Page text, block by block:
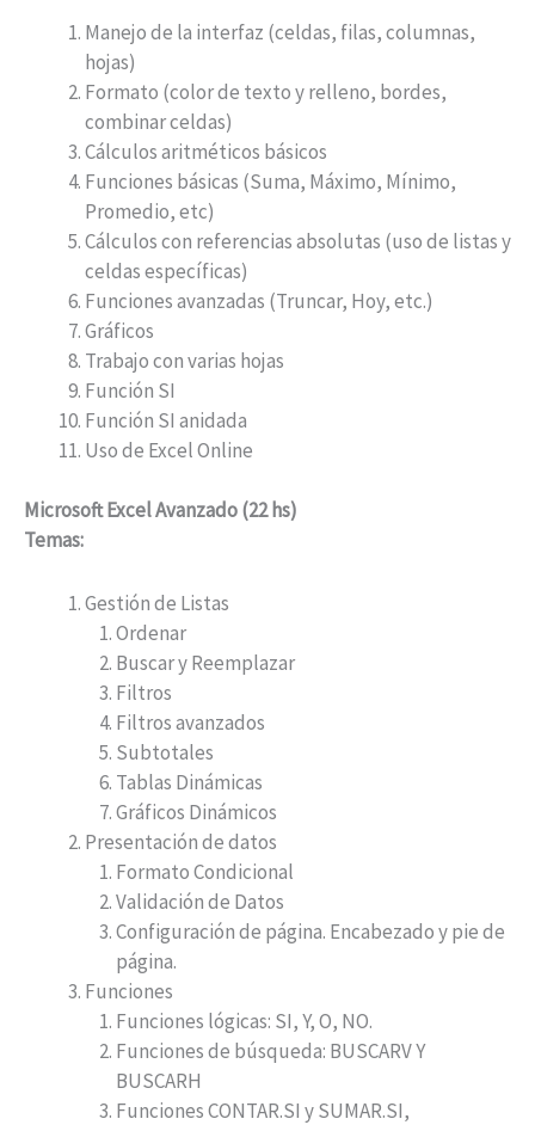
Manejo de la interfaz (celdas, filas, columnas,
hojas)
Formato (color de texto y relleno, bordes,
combinar celdas)
Cálculos aritméticos básicos
Funciones básicas (Suma, Máximo, Mínimo,
Promedio, etc)
Cálculos con referencias absolutas (uso de listas y
celdas específicas)
Funciones avanzadas (Truncar, Hoy, etc.)
Gráficos
Trabajo con varias hojas
Función SI
Función SI anidada
Uso de Excel Online
Microsoft Excel Avanzado (22 hs)
Temas:
Gestión de Listas
Ordenar
Buscar y Reemplazar
Filtros
Filtros avanzados
Subtotales
Tablas Dinámicas
Gráficos Dinámicos
Presentación de datos
Formato Condicional
Validación de Datos
Configuración de página. Encabezado y pie de
página.
Funciones
Funciones lógicas: SI, Y, O, NO.
Funciones de búsqueda: BUSCARV Y
BUSCARH
Funciones CONTAR.SI y SUMAR.SI,